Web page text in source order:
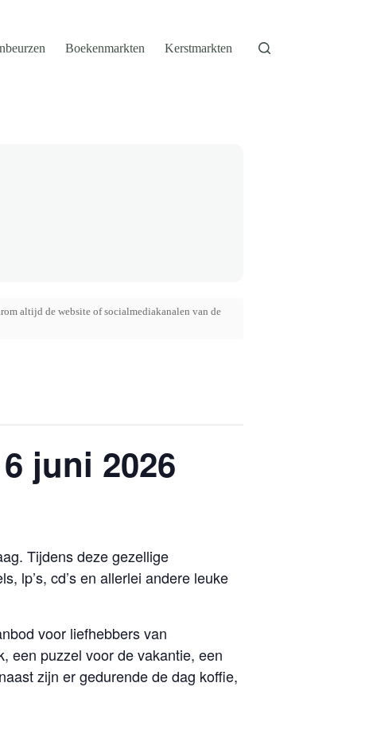
Boekenmarkten Kerstmarkten
altijd de website of socialmediakanalen van de
juni 2026
Tijdens deze gezellige
lp’s, cd’s en allerlei andere leuke
voor liefhebbers van
een puzzel voor de vakantie, een
zijn er gedurende de dag koffie,